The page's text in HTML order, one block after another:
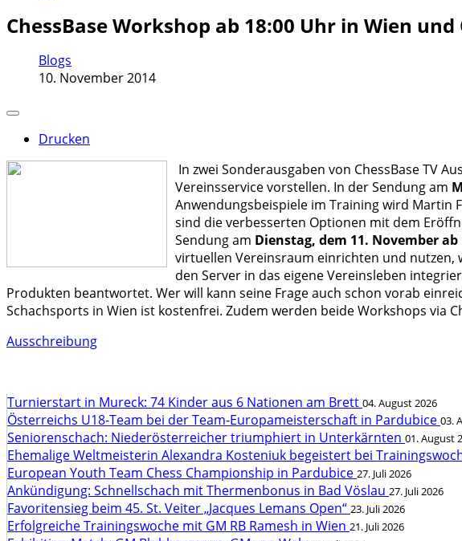
ChessBase Workshop ab 18:00 Uhr in Wien
Blogs
10. November 2014
Drucken
In zwei Sonderausgaben von ChessBase TV
Vereinsservice vorstellen. In der Sendung am
Anwendungsbeispiele im Training wird Martin
sind die verbesserten Optionen mit dem
Sendung am Dienstag, dem 11. November ab
virtuellen Vereinsraum einrichten und nutzen,
den Server in das eigene Vereinsleben
Produkten beantwortet. Wer will kann seine Frage auch schon vorab
Schachsports in Wien ist kostenfrei. Zudem werden beide Workshops via
Ausschreibung
Turnierstart in Mureck: 74 Kinder aus 6 Nationen am Brett 04. August 2026
Österreichs U18-Team bei der Team-Europameisterschaft in Pardubice 03.
Seniorenschach: Niederösterreicher triumphiert in Unterkärnten 01. August
Ehemalige Weltmeisterin Alexandra Kosteniuk begeistert bei
European Youth Team Chess Championship in Pardubice 27. Juli 2026
Ankündigung: Schnellschach mit Thermenbonus in Bad Vöslau 27. Juli 2026
Favoritensieg beim 45. St. Veiter „Jacques Lemans Open“ 23. Juli 2026
Erfolgreiche Trainingswoche mit GM RB Ramesh in Wien 21. Juli 2026